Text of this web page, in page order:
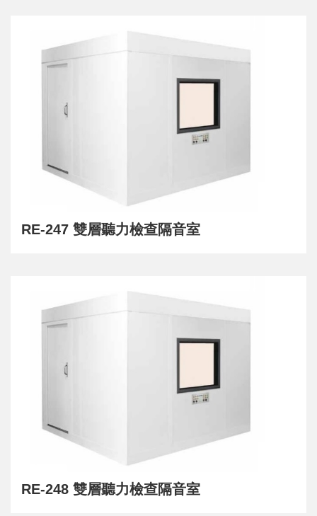
RE-247 雙層聽力檢查隔音室
RE-248 雙層聽力檢查隔音室